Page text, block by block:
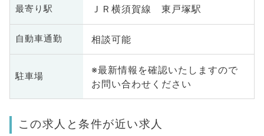
最寄り駅 ＪＲ横須賀線 東戸塚駅
自動車通勤 相談可能
駐車場
※最新情報を確認いたしますので
お問い合わせください
この求人と条件が近い求人